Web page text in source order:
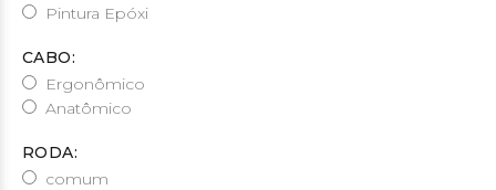
Pintura Epóxi
CABO:
Ergonômico
Anatômico
RODA:
comum